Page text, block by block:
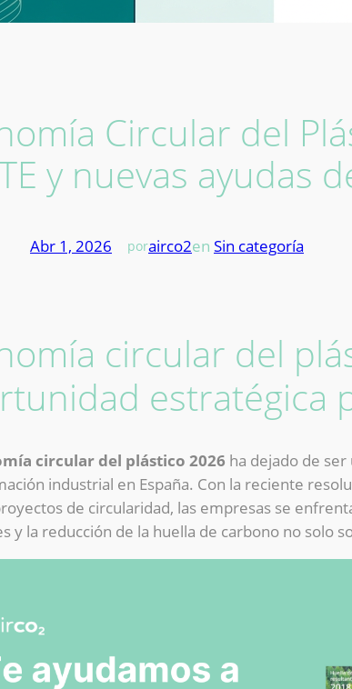
Circular del
y nuevas ayudas
Abr 1, 2026 porairco2en Sin categoría
circular del
estratégica
circular del plástico 2026 ha dejado de
industrial en España. Con la reciente
de circularidad, las empresas se
y la reducción de la huella de carbono no solo